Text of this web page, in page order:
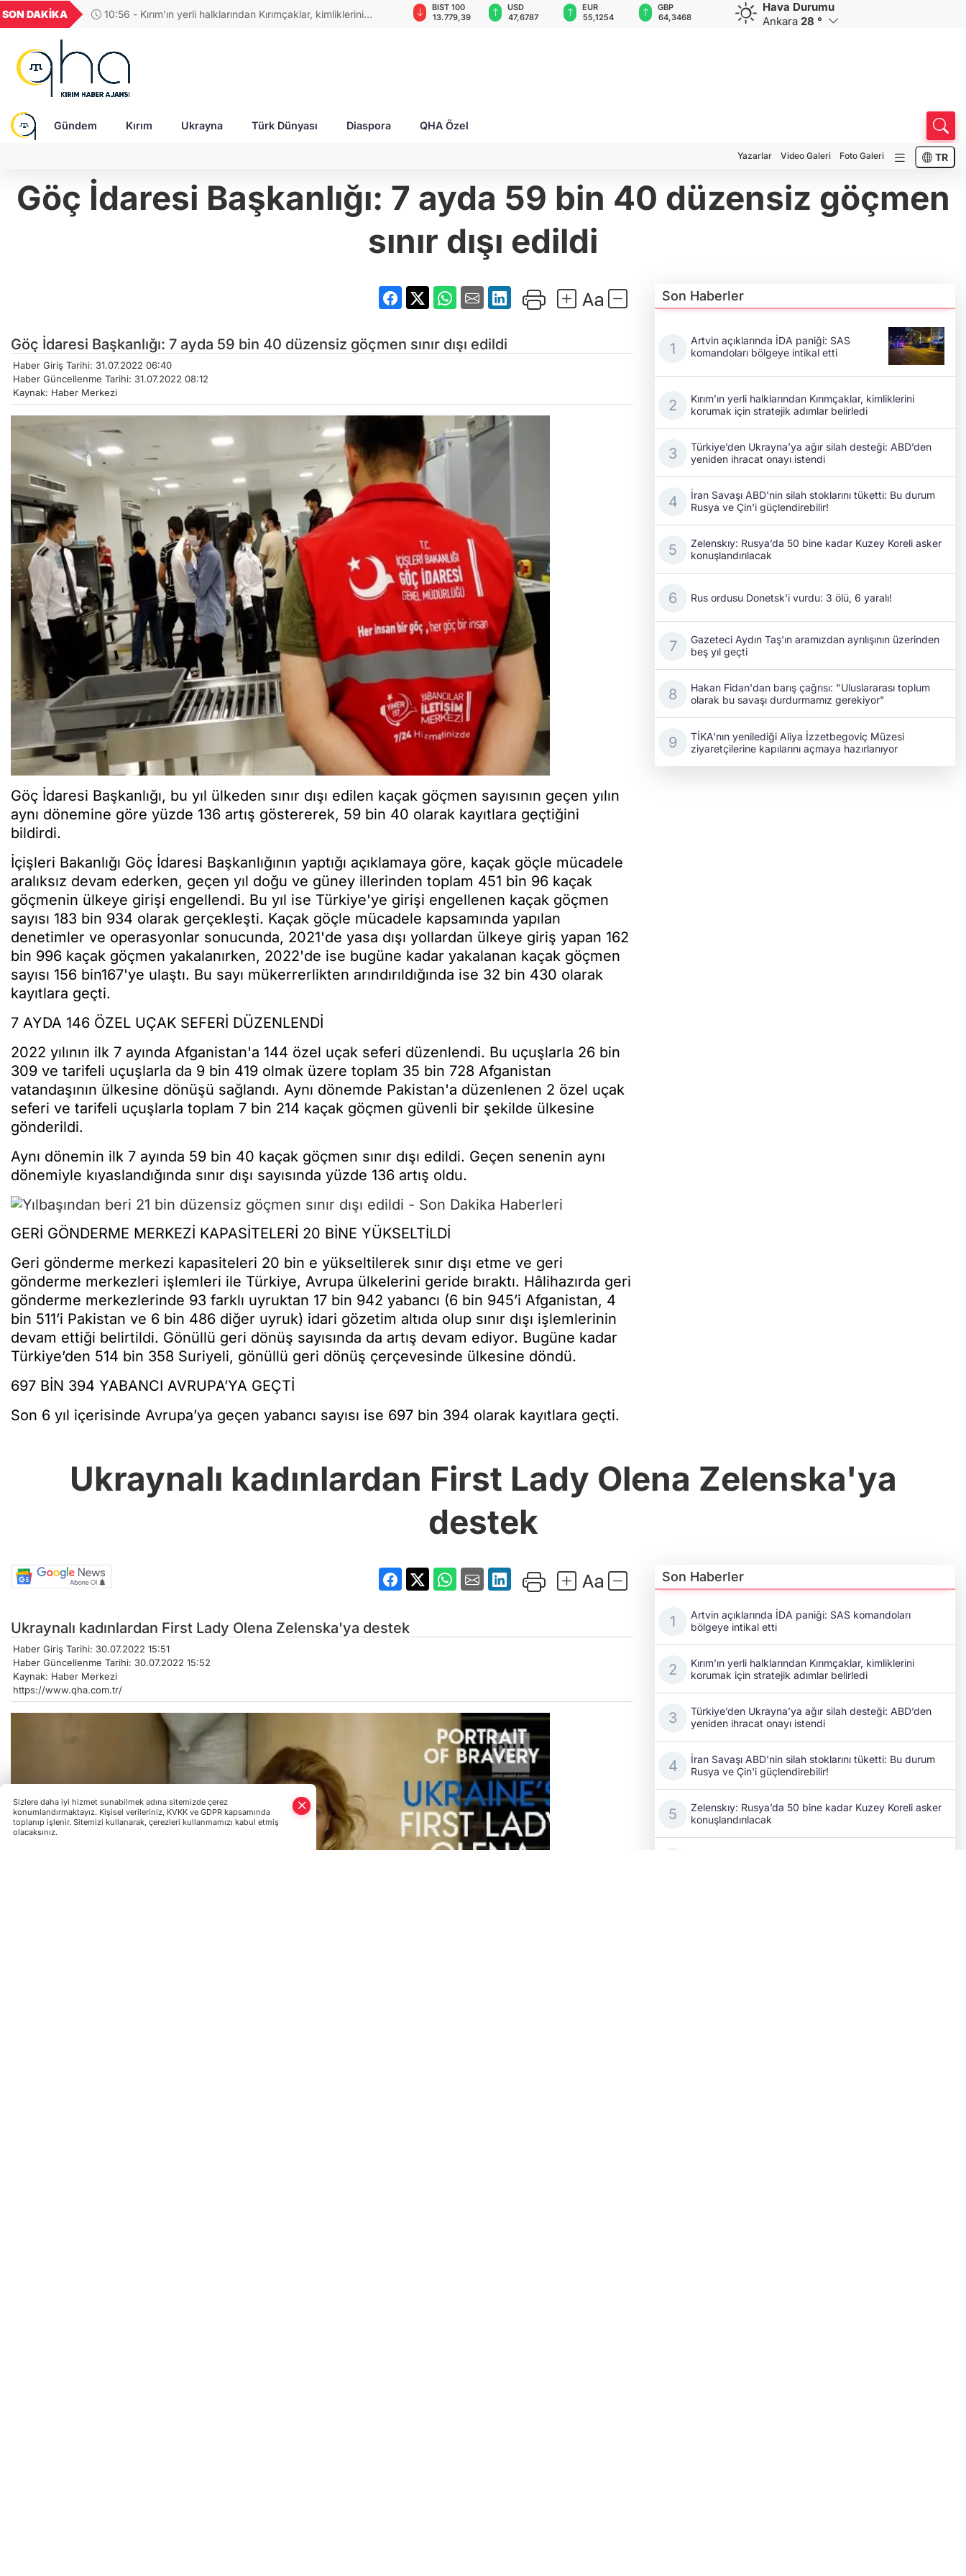
SON DAKİKA
10:56 - Kırım’ın yerli halklarından Kırımçaklar, kimliklerini
GEL
18,2677
16,3788
27,9743
0,0018
6.660,55
BIST 100
13.779,39
USD
47,6787
EUR
55,1254
GBP
64,3468
CHF
59,0083
CAD
34,1883
Hava Durumu
Ankara 28 °
Gündem Kırım Ukrayna Türk Dünyası Diaspora QHA Özel
Yazarlar Video Galeri Foto Galeri TR
Göç İdaresi Başkanlığı: 7 ayda 59 bin 40 düzensiz göçmen
sınır dışı edildi
Göç İdaresi Başkanlığı: 7 ayda 59 bin 40 düzensiz göçmen sınır dışı edildi
Haber Giriş Tarihi: 31.07.2022 06:40
Haber Güncellenme Tarihi: 31.07.2022 08:12
Kaynak: Haber Merkezi
Göç İdaresi Başkanlığı, bu yıl ülkeden sınır dışı edilen kaçak göçmen sayısının geçen yılın
aynı dönemine göre yüzde 136 artış göstererek, 59 bin 40 olarak kayıtlara geçtiğini
bildirdi.
İçişleri Bakanlığı Göç İdaresi Başkanlığının yaptığı açıklamaya göre, kaçak göçle mücadele
aralıksız devam ederken, geçen yıl doğu ve güney illerinden toplam 451 bin 96 kaçak
göçmenin ülkeye girişi engellendi. Bu yıl ise Türkiye'ye girişi engellenen kaçak göçmen
sayısı 183 bin 934 olarak gerçekleşti. Kaçak göçle mücadele kapsamında yapılan
denetimler ve operasyonlar sonucunda, 2021'de yasa dışı yollardan ülkeye giriş yapan 162
bin 996 kaçak göçmen yakalanırken, 2022'de ise bugüne kadar yakalanan kaçak göçmen
sayısı 156 bin167'ye ulaştı. Bu sayı mükerrerlikten arındırıldığında ise 32 bin 430 olarak
kayıtlara geçti.
7 AYDA 146 ÖZEL UÇAK SEFERİ DÜZENLENDİ
2022 yılının ilk 7 ayında Afganistan'a 144 özel uçak seferi düzenlendi. Bu uçuşlarla 26 bin
309 ve tarifeli uçuşlarla da 9 bin 419 olmak üzere toplam 35 bin 728 Afganistan
vatandaşının ülkesine dönüşü sağlandı. Aynı dönemde Pakistan'a düzenlenen 2 özel uçak
seferi ve tarifeli uçuşlarla toplam 7 bin 214 kaçak göçmen güvenli bir şekilde ülkesine
gönderildi.
Aynı dönemin ilk 7 ayında 59 bin 40 kaçak göçmen sınır dışı edildi. Geçen senenin aynı
dönemiyle kıyaslandığında sınır dışı sayısında yüzde 136 artış oldu.
GERİ GÖNDERME MERKEZİ KAPASİTELERİ 20 BİNE YÜKSELTİLDİ
Geri gönderme merkezi kapasiteleri 20 bin e yükseltilerek sınır dışı etme ve geri
gönderme merkezleri işlemleri ile Türkiye, Avrupa ülkelerini geride bıraktı. Hâlihazırda geri
gönderme merkezlerinde 93 farklı uyruktan 17 bin 942 yabancı (6 bin 945’i Afganistan, 4
bin 511’i Pakistan ve 6 bin 486 diğer uyruk) idari gözetim altıda olup sınır dışı işlemlerinin
devam ettiği belirtildi. Gönüllü geri dönüş sayısında da artış devam ediyor. Bugüne kadar
Türkiye’den 514 bin 358 Suriyeli, gönüllü geri dönüş çerçevesinde ülkesine döndü.
697 BİN 394 YABANCI AVRUPA’YA GEÇTİ
Son 6 yıl içerisinde Avrupa’ya geçen yabancı sayısı ise 697 bin 394 olarak kayıtlara geçti.
Son Haberler
Artvin açıklarında İDA paniği: SAS
komandoları bölgeye intikal etti
Kırım’ın yerli halklarından Kırımçaklar, kimliklerini
korumak için stratejik adımlar belirledi
Türkiye’den Ukrayna’ya ağır silah desteği: ABD’den
yeniden ihracat onayı istendi
İran Savaşı ABD'nin silah stoklarını tüketti: Bu durum
Rusya ve Çin'i güçlendirebilir!
Zelenskıy: Rusya’da 50 bine kadar Kuzey Koreli asker
konuşlandırılacak
Rus ordusu Donetsk'i vurdu: 3 ölü, 6 yaralı!
Gazeteci Aydın Taş'ın aramızdan ayrılışının üzerinden
beş yıl geçti
Hakan Fidan'dan barış çağrısı: "Uluslararası toplum
olarak bu savaşı durdurmamız gerekiyor"
TİKA'nın yenilediği Aliya İzzetbegoviç Müzesi
ziyaretçilerine kapılarını açmaya hazırlanıyor
Ukraynalı kadınlardan First Lady Olena Zelenska'ya
destek
Ukraynalı kadınlardan First Lady Olena Zelenska'ya destek
Haber Giriş Tarihi: 30.07.2022 15:51
Haber Güncellenme Tarihi: 30.07.2022 15:52
Kaynak: Haber Merkezi
https://www.qha.com.tr/
Son Haberler
Artvin açıklarında İDA paniği: SAS komandoları
bölgeye intikal etti
Kırım’ın yerli halklarından Kırımçaklar, kimliklerini
korumak için stratejik adımlar belirledi
Türkiye’den Ukrayna’ya ağır silah desteği: ABD’den
yeniden ihracat onayı istendi
İran Savaşı ABD'nin silah stoklarını tüketti: Bu durum
Rusya ve Çin'i güçlendirebilir!
Zelenskıy: Rusya’da 50 bine kadar Kuzey Koreli asker
konuşlandırılacak
Sizlere daha iyi hizmet sunabilmek adına sitemizde çerez
konumlandırmaktayız. Kişisel verileriniz, KVKK ve GDPR kapsamında
toplanıp işlenir. Sitemizi kullanarak, çerezleri kullanmamızı kabul etmiş
olacaksınız.